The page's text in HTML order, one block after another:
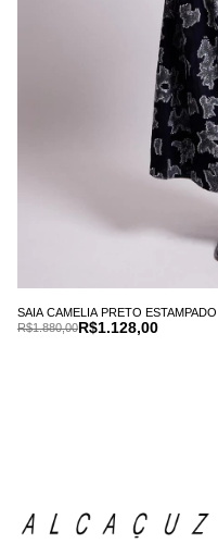
SAIA CAMELIA PRETO ESTAMPADO
R$1.128,00
R$1.880,00